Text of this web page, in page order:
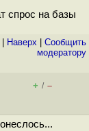
спрос на базы
Наверх
Cообщить
модератору
+ / –